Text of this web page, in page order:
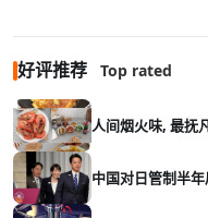
好评推荐 Top rated
人间烟
中国对日管制半